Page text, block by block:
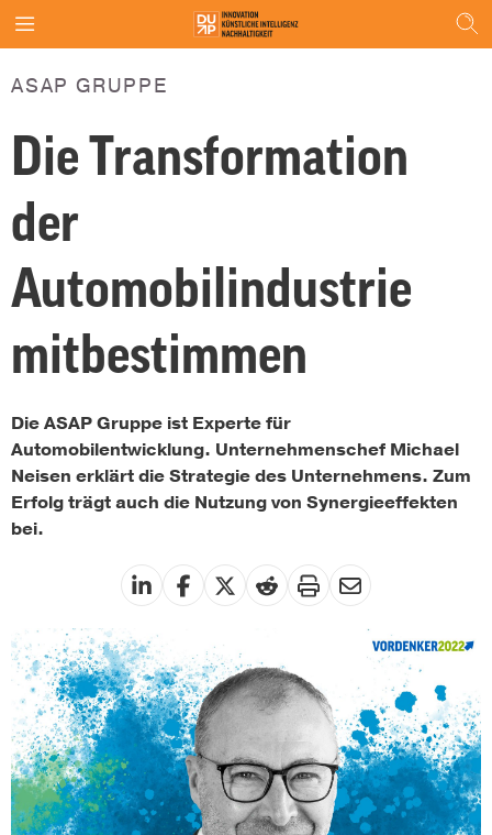
ASAP GRUPPE
Die Transformation
der
Automobilindustrie
mitbestimmen
Die ASAP Gruppe ist Experte für
Automobilentwicklung. Unternehmenschef Michael
Neisen erklärt die Strategie des Unternehmens. Zum
Erfolg trägt auch die Nutzung von Synergieeffekten
bei.